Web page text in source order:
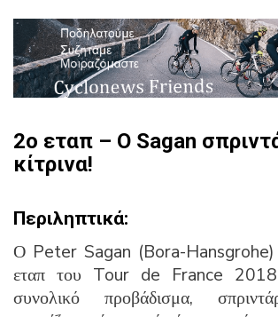
2o εταπ – Ο Sagan
κίτρινα!
Περιληπτικά:
Ο Peter Sagan (Bora-Hansgrohe)
εταπ του Tour de France
συνολικό προβάδισμα,